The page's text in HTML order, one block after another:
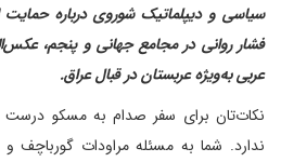
سیاسی و دیپلماتیک شوروی درباره حمایت
فشار روانی در مجامع جهانی و پنجم،
عربی به‌ویژه عربستان در قبال عراق.
نکات‌تان برای سفر صدام به مسکو
ندارد. شما به مسئله مراودات